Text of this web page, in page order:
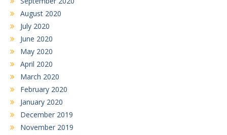
August 2020
July 2020
June 2020
May 2020
April 2020
March 2020
February 2020
January 2020
December 2019
November 2019